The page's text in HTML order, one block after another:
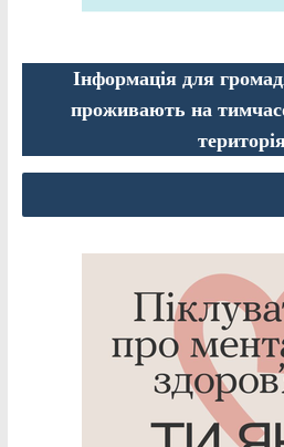
Інформація для
проживають на